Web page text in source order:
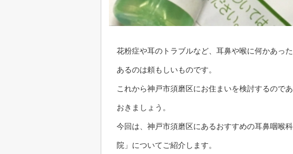
花粉症や耳のトラブルなど、耳鼻や喉に何かあっ
あるのは頼もしいものです。
これから神戸市須磨区にお住まいを検討するので
おきましょう。
今回は、神戸市須磨区にあるおすすめの耳鼻咽喉
院」についてご紹介します。